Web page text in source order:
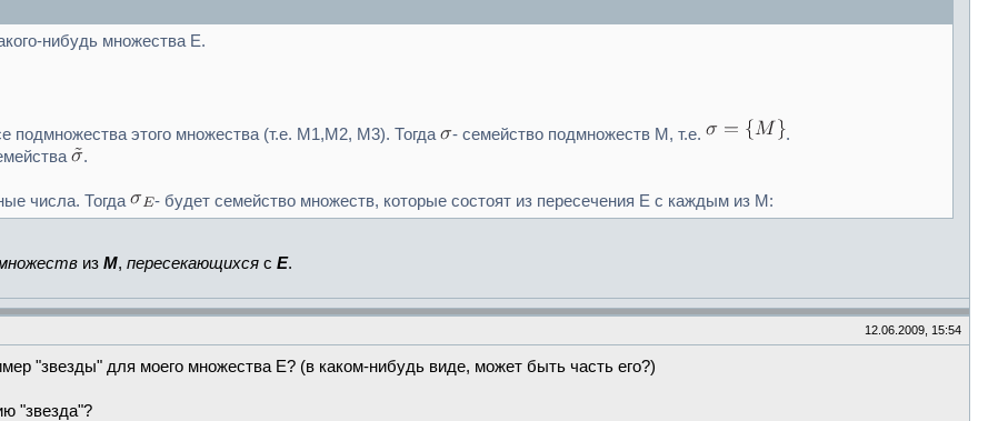
нибудь множества Е.
этого множества (т.е. M1,M2, M3). Тогда - cемейство подмножеств М, т.е.
.
.
числа. Тогда - будет семейство множеств, которые состоят из пересечения E c каждым из М:
из M, пересекающихся с E.
12.06.2009, 15:54
"звезды" для моего множества E? (в каком-нибудь виде, может быть часть его?)
"звезда"?